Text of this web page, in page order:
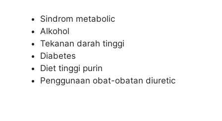
Sindrom metabolic
Alkohol
Tekanan darah tinggi
Diabetes
Diet tinggi purin
Penggunaan obat-obatan diuretic